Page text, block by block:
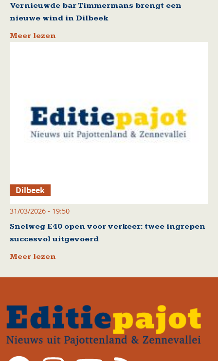
Vernieuwde bar Timmermans brengt een
nieuwe wind in Dilbeek
Meer lezen
Dilbeek
31/03/2026 - 19:50
Snelweg E40 open voor verkeer: twee ingrepen
succesvol uitgevoerd
Meer lezen